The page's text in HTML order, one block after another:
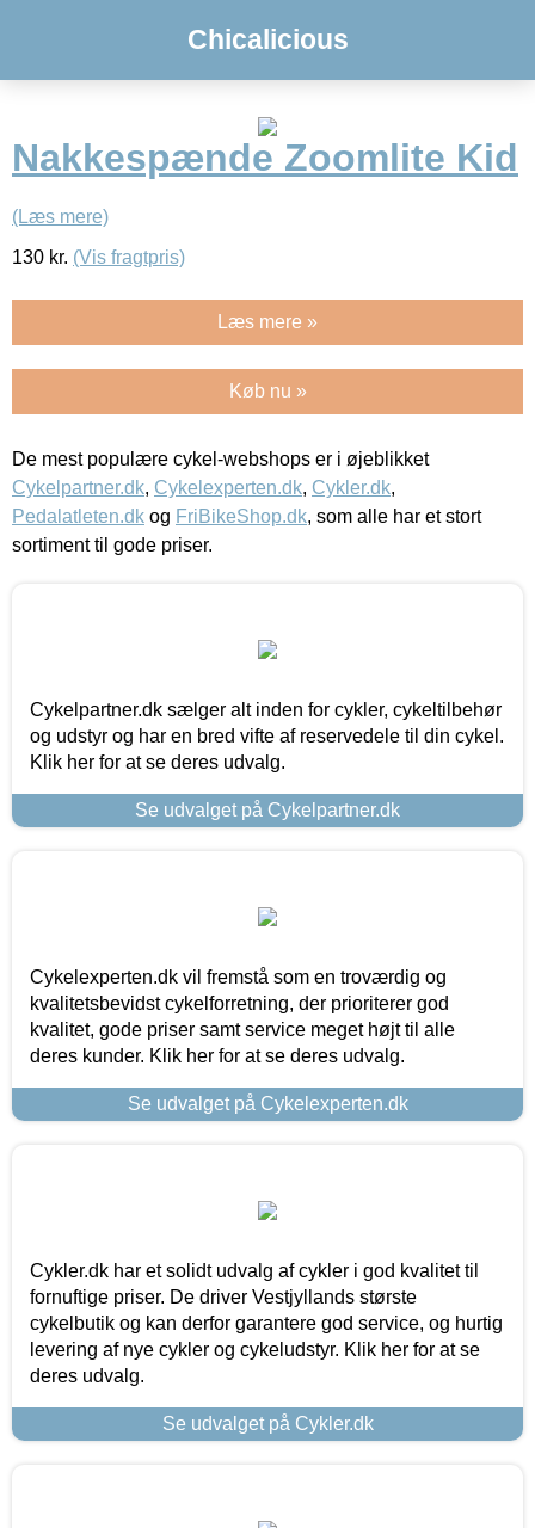
Chicalicious
Nakkespænde Zoomlite Kid
(Læs mere)
130 kr. (Vis fragtpris)
Læs mere »
Køb nu »
De mest populære cykel-webshops er i øjeblikket
Cykelpartner.dk, Cykelexperten.dk, Cykler.dk,
Pedalatleten.dk og FriBikeShop.dk, som alle har et stort
sortiment til gode priser.
Cykelpartner.dk sælger alt inden for cykler, cykeltilbehør
og udstyr og har en bred vifte af reservedele til din cykel.
Klik her for at se deres udvalg.
Se udvalget på Cykelpartner.dk
Cykelexperten.dk vil fremstå som en troværdig og
kvalitetsbevidst cykelforretning, der prioriterer god
kvalitet, gode priser samt service meget højt til alle
deres kunder. Klik her for at se deres udvalg.
Se udvalget på Cykelexperten.dk
Cykler.dk har et solidt udvalg af cykler i god kvalitet til
fornuftige priser. De driver Vestjyllands største
cykelbutik og kan derfor garantere god service, og hurtig
levering af nye cykler og cykeludstyr. Klik her for at se
deres udvalg.
Se udvalget på Cykler.dk